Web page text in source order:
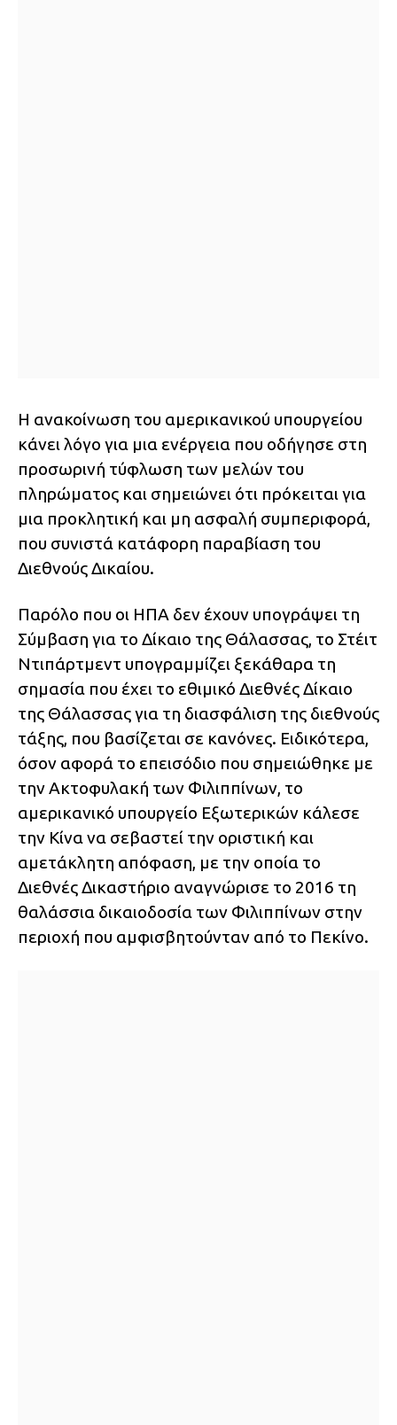
Η ανακοίνωση του αμερικανικού υπουργείου
κάνει λόγο για μια ενέργεια που οδήγησε στη
προσωρινή τύφλωση των μελών του
πληρώματος και σημειώνει ότι πρόκειται για
μια προκλητική και μη ασφαλή συμπεριφορά,
που συνιστά κατάφορη παραβίαση του
Διεθνούς Δικαίου.
Παρόλο που οι ΗΠΑ δεν έχουν υπογράψει τη
Σύμβαση για το Δίκαιο της Θάλασσας, το Στέιτ
Ντιπάρτμεντ υπογραμμίζει ξεκάθαρα τη
σημασία που έχει το εθιμικό Διεθνές Δίκαιο
της Θάλασσας για τη διασφάλιση της διεθνούς
τάξης, που βασίζεται σε κανόνες. Ειδικότερα,
όσον αφορά το επεισόδιο που σημειώθηκε με
την Ακτοφυλακή των Φιλιππίνων, το
αμερικανικό υπουργείο Εξωτερικών κάλεσε
την Κίνα να σεβαστεί την οριστική και
αμετάκλητη απόφαση, με την οποία το
Διεθνές Δικαστήριο αναγνώρισε το 2016 τη
θαλάσσια δικαιοδοσία των Φιλιππίνων στην
περιοχή που αμφισβητούνταν από το Πεκίνο.